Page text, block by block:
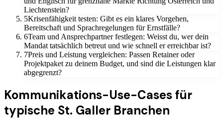
Liechtenstein?
5Krisenfähigkeit testen: Gibt es ein klares Vorgehen,
Bereitschaft und Sprachregelungen für Ernstfälle?
6Team und Ansprechpartner festlegen: Weisst du, wer dein
Mandat tatsächlich betreut und wie schnell er erreichbar ist?
7Preis und Leistung vergleichen: Passen Retainer oder
Projektpaket zu deinem Budget, und sind die Leistungen klar
abgegrenzt?
Kommunikations-Use-Cases für
typische St. Galler Branchen